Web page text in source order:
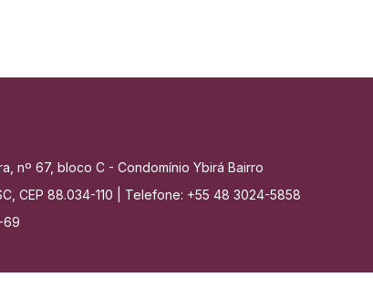
nº 67, bloco C - Condomínio Ybirá Bairro
CEP 88.034-110 | Telefone: +55 48 3024-5858
69